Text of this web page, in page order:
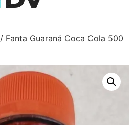
/ Fanta Guaraná Coca Cola 500